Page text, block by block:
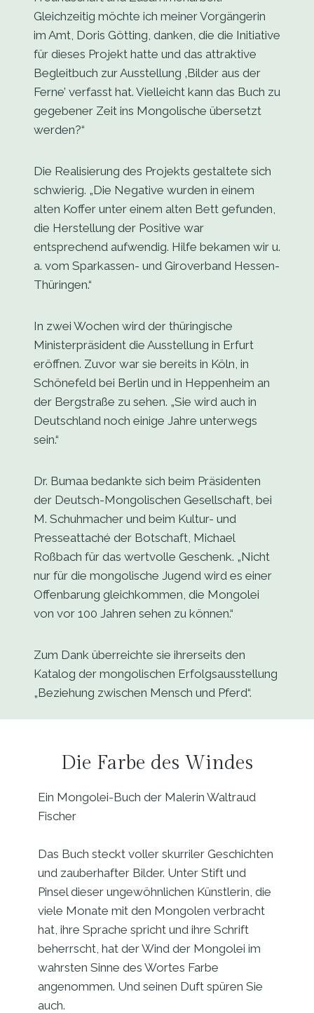
Gleichzeitig möchte ich meiner Vorgängerin
im Amt, Doris Götting, danken, die die Initiative
für dieses Projekt hatte und das attraktive
Begleitbuch zur Ausstellung ‚Bilder aus der
Ferne’ verfasst hat. Vielleicht kann das Buch zu
gegebener Zeit ins Mongolische übersetzt
werden?“
Die Realisierung des Projekts gestaltete sich
schwierig. „Die Negative wurden in einem
alten Koffer unter einem alten Bett gefunden,
die Herstellung der Positive war
entsprechend aufwendig. Hilfe bekamen wir u.
a. vom Sparkassen- und Giroverband Hessen-
Thüringen.“
In zwei Wochen wird der thüringische
Ministerpräsident die Ausstellung in Erfurt
eröffnen. Zuvor war sie bereits in Köln, in
Schönefeld bei Berlin und in Heppenheim an
der Bergstraße zu sehen. „Sie wird auch in
Deutschland noch einige Jahre unterwegs
sein.“
Dr. Bumaa bedankte sich beim Präsidenten
der Deutsch-Mongolischen Gesellschaft, bei
M. Schuhmacher und beim Kultur- und
Presseattaché der Botschaft, Michael
Roßbach für das wertvolle Geschenk. „Nicht
nur für die mongolische Jugend wird es einer
Offenbarung gleichkommen, die Mongolei
von vor 100 Jahren sehen zu können.“
Zum Dank überreichte sie ihrerseits den
Katalog der mongolischen Erfolgsausstellung
„Beziehung zwischen Mensch und Pferd“.
Die Farbe des Windes
Ein Mongolei-Buch der Malerin Waltraud
Fischer
Das Buch steckt voller skurriler Geschichten
und zauberhafter Bilder. Unter Stift und
Pinsel dieser ungewöhnlichen Künstlerin, die
viele Monate mit den Mongolen verbracht
hat, ihre Sprache spricht und ihre Schrift
beherrscht, hat der Wind der Mongolei im
wahrsten Sinne des Wortes Farbe
angenommen. Und seinen Duft spüren Sie
auch.